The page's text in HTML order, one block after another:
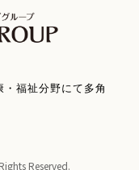
福祉分野にて多角
Reserved.